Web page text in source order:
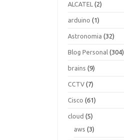
ALCATEL (2)
arduino (1)
Astronomia (32)
Blog Personal (304)
brains (9)
CCTV (7)
Cisco (61)
cloud (5)
aws (3)